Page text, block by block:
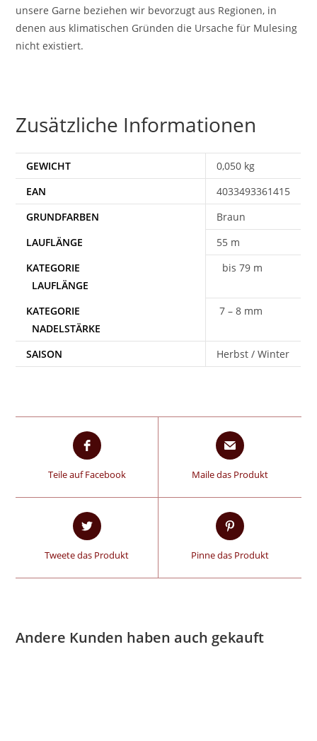
unsere Garne beziehen wir bevorzugt aus Regionen, in
denen aus klimatischen Gründen die Ursache für Mulesing
nicht existiert.
Zusätzliche Informationen
GEWICHT
0,050 kg
EAN
4033493361415
Braun
55 m
bis 79 m
7 – 8 mm
SAISON Herbst / Winter
Teile auf Facebook Maile das Produkt
Tweete das Produkt Pinne das Produkt
Andere Kunden haben auch gekauft